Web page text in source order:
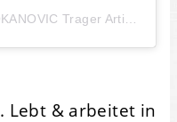
Lebt & arbeitet in